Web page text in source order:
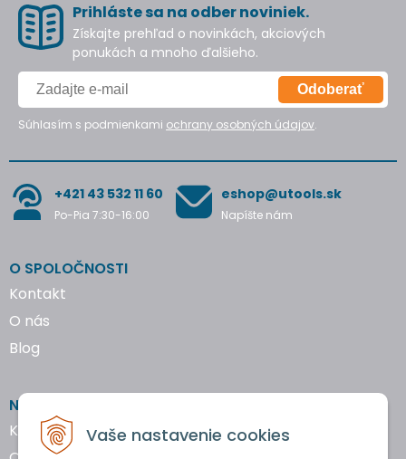
Vaše nastavenie cookies
Prihláste sa na odber noviniek.
Získajte prehľad o novinkách, akciových
ponukách a mnoho ďalšieho.
Odoberať
Súhlasím s podmienkami ochrany osobných údajov.
+421 43 532 11 60
Po-Pia 7:30-16:00
eshop@utools.sk
Napíšte nám
O SPOLOČNOSTI
Kontakt
O nás
Blog
NAKUPOVANIE
Katalógy náradia